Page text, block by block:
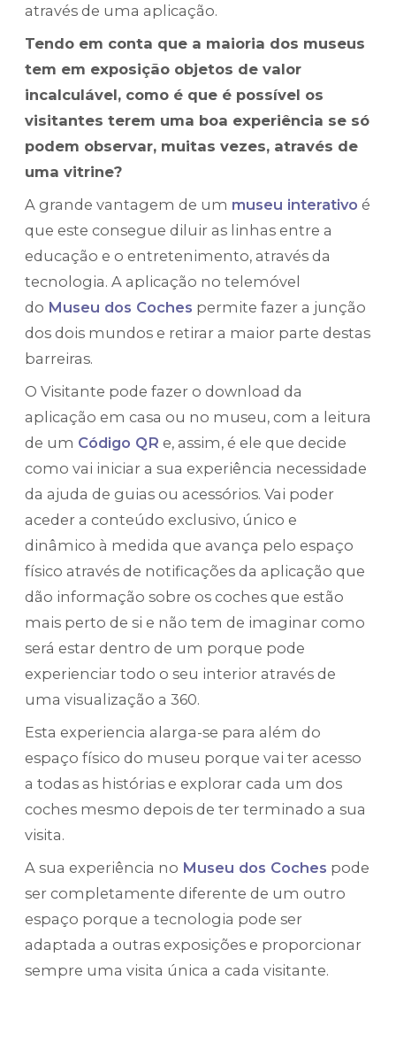
através de uma aplicação.
Tendo em conta que a maioria dos museus
tem em exposição objetos de valor
incalculável, como é que é possível os
visitantes terem uma boa experiência se só
podem observar, muitas vezes, através de
uma vitrine?
A grande vantagem de um museu interativo é
que este consegue diluir as linhas entre a
educação e o entretenimento, através da
tecnologia. A aplicação no telemóvel
do Museu dos Coches permite fazer a junção
dos dois mundos e retirar a maior parte destas
barreiras.
O Visitante pode fazer o download da
aplicação em casa ou no museu, com a leitura
de um Código QR e, assim, é ele que decide
como vai iniciar a sua experiência necessidade
da ajuda de guias ou acessórios. Vai poder
aceder a conteúdo exclusivo, único e
dinâmico à medida que avança pelo espaço
físico através de notificações da aplicação que
dão informação sobre os coches que estão
mais perto de si e não tem de imaginar como
será estar dentro de um porque pode
experienciar todo o seu interior através de
uma visualização a 360.
Esta experiencia alarga-se para além do
espaço físico do museu porque vai ter acesso
a todas as histórias e explorar cada um dos
coches mesmo depois de ter terminado a sua
visita.
A sua experiência no Museu dos Coches pode
ser completamente diferente de um outro
espaço porque a tecnologia pode ser
adaptada a outras exposições e proporcionar
sempre uma visita única a cada visitante.